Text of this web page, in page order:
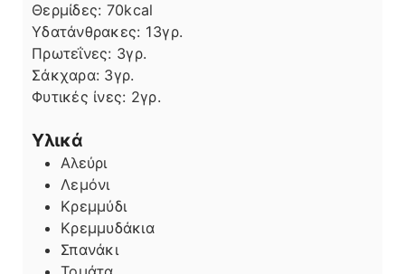
Θερμίδες: 70kcal
Υδατάνθρακες: 13γρ.
Πρωτεΐνες: 3γρ.
Σάκχαρα: 3γρ.
Φυτικές ίνες: 2γρ.
Υλικά
Αλεύρι
Λεμόνι
Κρεμμύδι
Κρεμμυδάκια
Σπανάκι